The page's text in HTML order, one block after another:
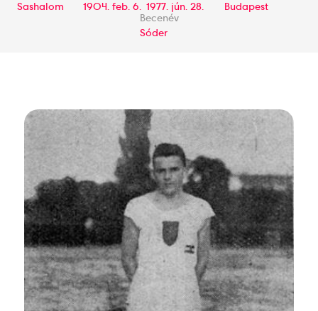
Sashalom
1904. feb. 6. 1977. jún. 28.
Budapest
Becenév
Sóder